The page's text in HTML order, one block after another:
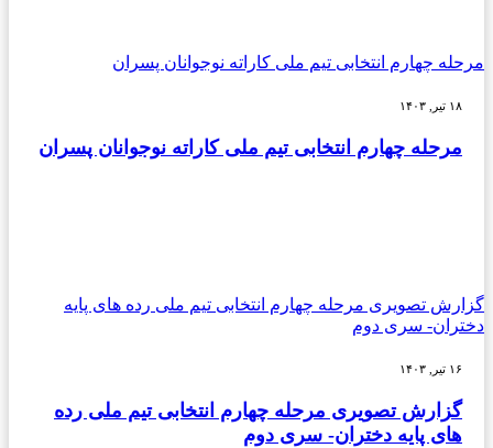
مرحله چهارم انتخابی تیم ملی کاراته نوجوانان پسران
۱۸ تیر, ۱۴۰۳
مرحله چهارم انتخابی تیم ملی کاراته نوجوانان پسران
گزارش تصویری مرحله چهارم انتخابی تیم ملی رده های پایه
دختران- سری دوم
۱۶ تیر, ۱۴۰۳
گزارش تصویری مرحله چهارم انتخابی تیم ملی رده
های پایه دختران- سری دوم